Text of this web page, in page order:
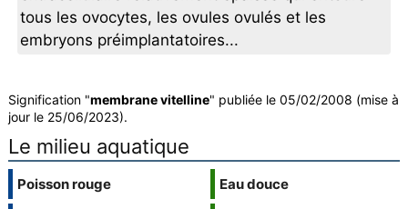
tous les ovocytes, les ovules ovulés et les
embryons préimplantatoires...
Signification "membrane vitelline" publiée le 05/02/2008 (mise à
jour le 25/06/2023).
Le milieu aquatique
Poisson rouge
Eau douce